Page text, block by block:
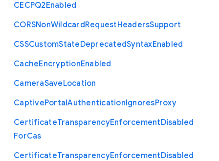
CECPQ2Enabled
CORSNonWildcardRequestHeadersSupport
CSSCustomStateDeprecatedSyntaxEnabled
CacheEncryptionEnabled
CameraSaveLocation
CaptivePortalAuthenticationIgnoresProxy
CertificateTransparencyEnforcementDisabled
ForCas
CertificateTransparencyEnforcementDisabled